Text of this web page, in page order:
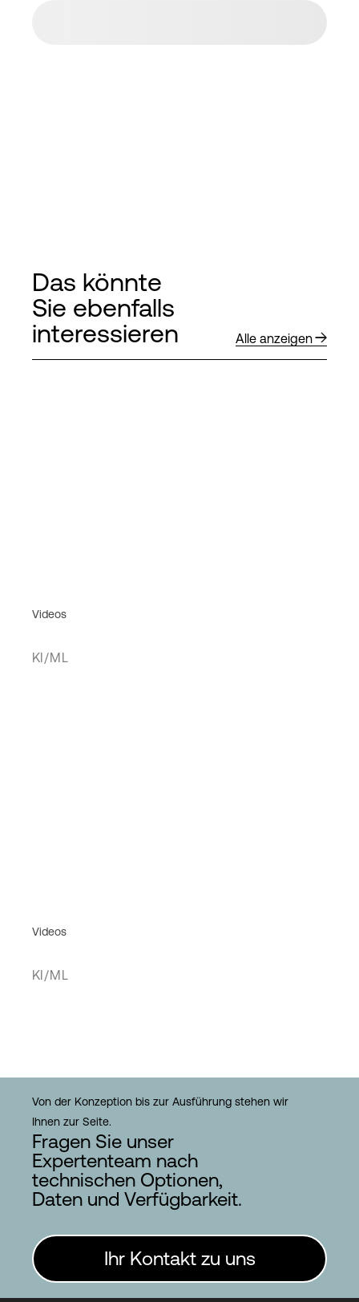
Das könnte
Sie ebenfalls
interessieren
Alle anzeigen
Videos
KI/ML
Videos
KI/ML
Von der Konzeption bis zur Ausführung stehen wir
Ihnen zur Seite.
Fragen Sie unser
Expertenteam nach
technischen Optionen,
Daten und Verfügbarkeit.
Ihr Kontakt zu uns